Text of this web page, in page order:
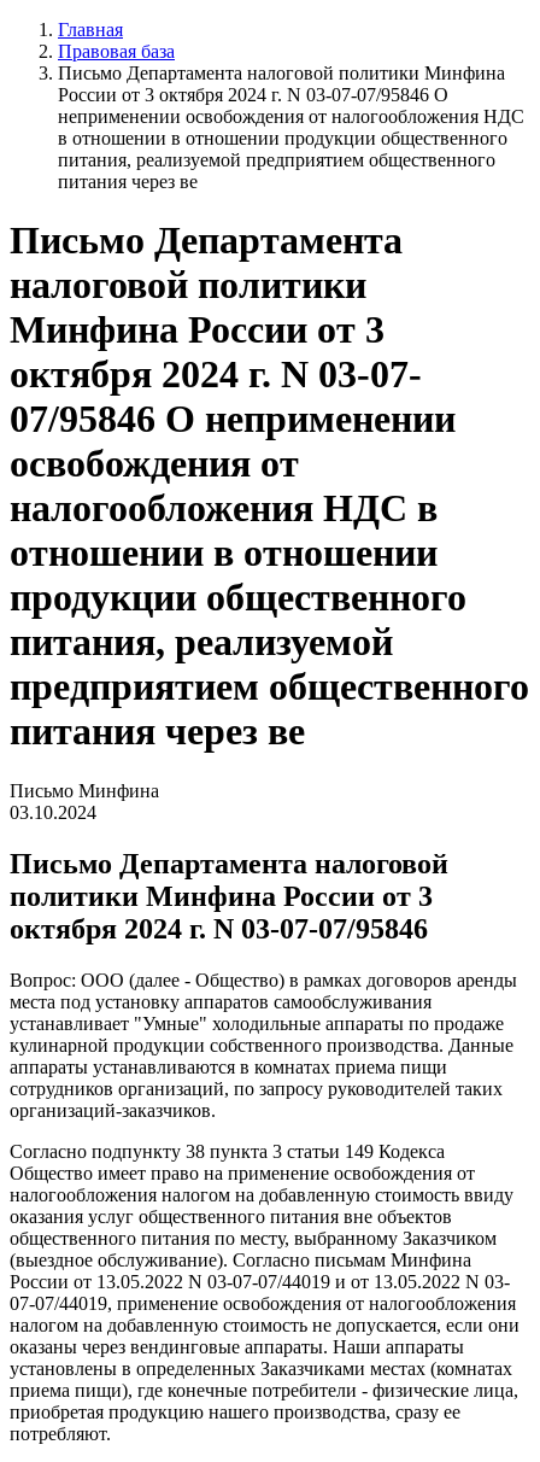
Главная
Правовая база
Письмо Департамента налоговой политики Минфина
России от 3 октября 2024 г. N 03-07-07/95846 О
неприменении освобождения от налогообложения НДС
в отношении в отношении продукции общественного
питания, реализуемой предприятием общественного
питания через ве
Письмо Департамента
налоговой политики
Минфина России от 3
октября 2024 г. N 03-07-
07/95846 О неприменении
освобождения от
налогообложения НДС в
отношении в отношении
продукции общественного
питания, реализуемой
предприятием общественного
питания через ве
Письмо Минфина
03.10.2024
Письмо Департамента налоговой
политики Минфина России от 3
октября 2024 г. N 03-07-07/95846
Вопрос: ООО (далее - Общество) в рамках договоров аренды
места под установку аппаратов самообслуживания
устанавливает "Умные" холодильные аппараты по продаже
кулинарной продукции собственного производства. Данные
аппараты устанавливаются в комнатах приема пищи
сотрудников организаций, по запросу руководителей таких
организаций-заказчиков.
Согласно подпункту 38 пункта 3 статьи 149 Кодекса
Общество имеет право на применение освобождения от
налогообложения налогом на добавленную стоимость ввиду
оказания услуг общественного питания вне объектов
общественного питания по месту, выбранному Заказчиком
(выездное обслуживание). Согласно письмам Минфина
России от 13.05.2022 N 03-07-07/44019 и от 13.05.2022 N 03-
07-07/44019, применение освобождения от налогообложения
налогом на добавленную стоимость не допускается, если они
оказаны через вендинговые аппараты. Наши аппараты
установлены в определенных Заказчиками местах (комнатах
приема пищи), где конечные потребители - физические лица,
приобретая продукцию нашего производства, сразу ее
потребляют.